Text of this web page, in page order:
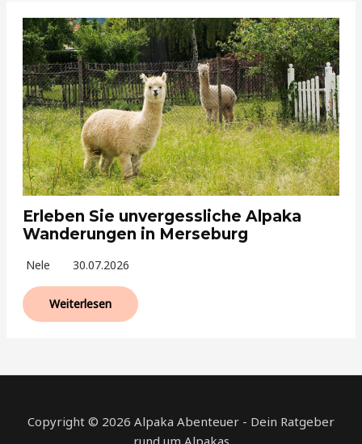
Erleben Sie unvergessliche Alpaka
Wanderungen in Merseburg
Nele 30.07.2026
Weiterlesen
Copyright © 2026 Alpaka Abenteuer - Dein Ratgeber